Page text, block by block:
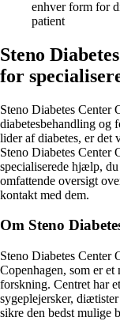
enhver form for
patient
Steno
for
Steno Diabetes Center
diabetesbehandling og
lider af diabetes, er det
Steno Diabetes Center
specialiserede hjælp,
omfattende oversigt
kontakt med dem.
Om Steno
Steno Diabetes Center
Copenhagen, som er
forskning. Centret har
sygeplejersker,
sikre den bedst mulige